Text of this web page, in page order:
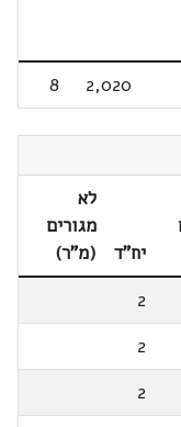
2,020
8
יח"ד
לא
מגורים
(מ"ר)
2
2
2